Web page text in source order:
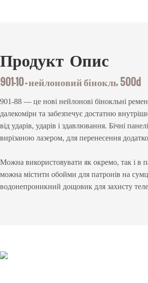
Продукт Опис
901-10 — нейлоновий бінокль 500d
901-88 — це нові нейлонові бінокльні
далекоміри та забезпечує достатню
від ударів, ударів і здавлювання. Бічні
вирізаною лазером, для перенесення
Можна використовувати як окремо, так і в
можна містити обойми для патронів на
водонепроникний дощовик для захисту